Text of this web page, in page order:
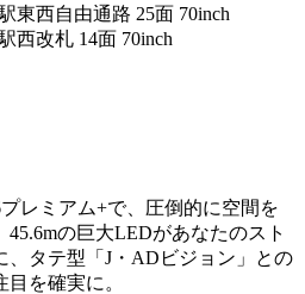
東西自由通路 25面 70inch
西改札 14面 70inch
レミアム+で、圧倒的に空間を
の巨大LEDがあなたのスト
、タテ型「J・ADビジョン」との
を確実に。